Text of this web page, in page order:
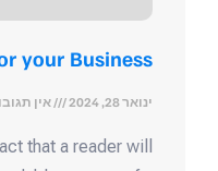
your Business
ינואר 28, 2024 אין
that a reader will